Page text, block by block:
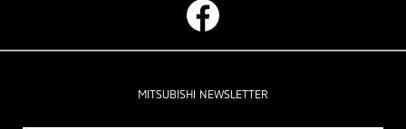
MITSUBISHI NEWSLETTER